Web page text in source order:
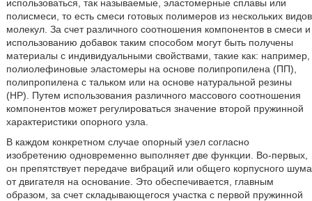
использоваться, так называемые, эластомерные сплавы или
полисмеси, то есть смеси готовых полимеров из нескольких видов
молекул. За счет различного соотношения компонентов в смеси и
использованию добавок таким способом могут быть получены
материалы с индивидуальными свойствами, такие как: например,
полиолефиновые эластомеры на основе полипропилена (ПП),
полипропилена с тальком или на основе натуральной резины
(HP). Путем использования различного массового соотношения
компонентов может регулироваться значение второй пружинной
характеристики опорного узла.
В каждом конкретном случае опорный узел согласно
изобретению одновременно выполняет две функции. Во-первых,
он препятствует передаче вибраций или общего корпусного шума
от двигателя на основание. Это обеспечивается, главным
образом, за счет складывающегося участка с первой пружинной